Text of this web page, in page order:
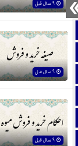
صفحه نخست
تماس با ما
اینستاگرام
تلگرام